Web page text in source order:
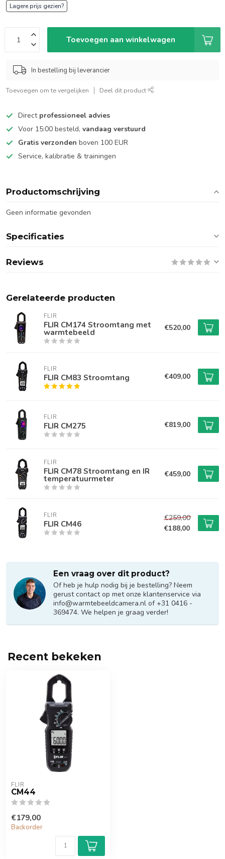
Lagere prijs gezien?
Toevoegen aan winkelwagen
In bestelling bij leverancier
Toevoegen om te vergelijken Deel dit product
Direct professioneel advies
Voor 15:00 besteld, vandaag verstuurd
Gratis verzonden boven 100 EUR
Service, kalibratie & trainingen
Productomschrijving
Geen informatie gevonden
Specificaties
Reviews
Gerelateerde producten
FLIR
FLIR CM174 Stroomtang met
warmtebeeld €520,00
FLIR
FLIR CM83 Stroomtang €409,00
FLIR
FLIR CM275 €819,00
FLIR
FLIR CM78 Stroomtang en IR
temperatuurmeter €459,00
FLIR
FLIR CM46
€259,00
€188,00
Een vraag over dit product?
Of heb je hulp nodig bij je bestelling? Neem
gerust contact op met onze klantenservice via
info@warmtebeeldcamera.nl of +31 0416 -
369474. We helpen je graag verder!
Recent bekeken
FLIR
CM44
€179,00
Backorder